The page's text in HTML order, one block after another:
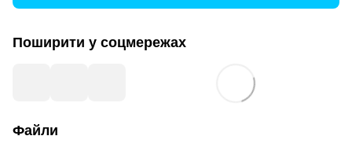
Поширити у соцмережах
Файли